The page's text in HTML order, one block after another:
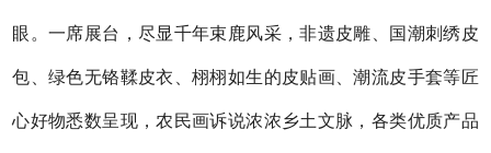
眼。一席展台，尽显千年束鹿风采，非遗皮雕、国潮刺绣皮
包、绿色无铬鞣皮衣、栩栩如生的皮贴画、潮流皮手套等匠
心好物悉数呈现，农民画诉说浓浓乡土文脉，各类优质产品